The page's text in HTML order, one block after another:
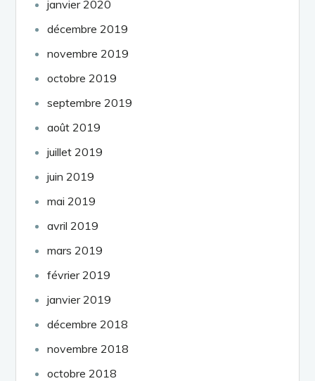
janvier 2020
décembre 2019
novembre 2019
octobre 2019
septembre 2019
août 2019
juillet 2019
juin 2019
mai 2019
avril 2019
mars 2019
février 2019
janvier 2019
décembre 2018
novembre 2018
octobre 2018